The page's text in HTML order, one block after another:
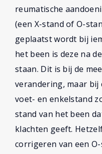
reumatische
(een X-stand of O-
geplaatst wordt bij
het been is deze na
staan. Dit is bij de
verandering, maar bij
voet- en enkelstand
stand van het been
klachten geeft.
corrigeren van een